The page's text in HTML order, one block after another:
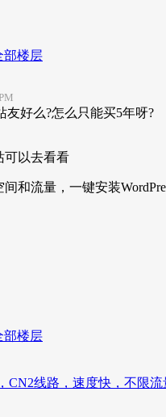
部楼层
友好么?怎么只能买5年呀?
可以去看看
间和流量，一键安装
部楼层
CN2线路，速度快，不限流